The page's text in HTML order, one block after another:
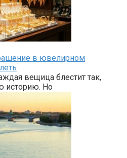
в ювелирном
вещица блестит так,
историю. Но